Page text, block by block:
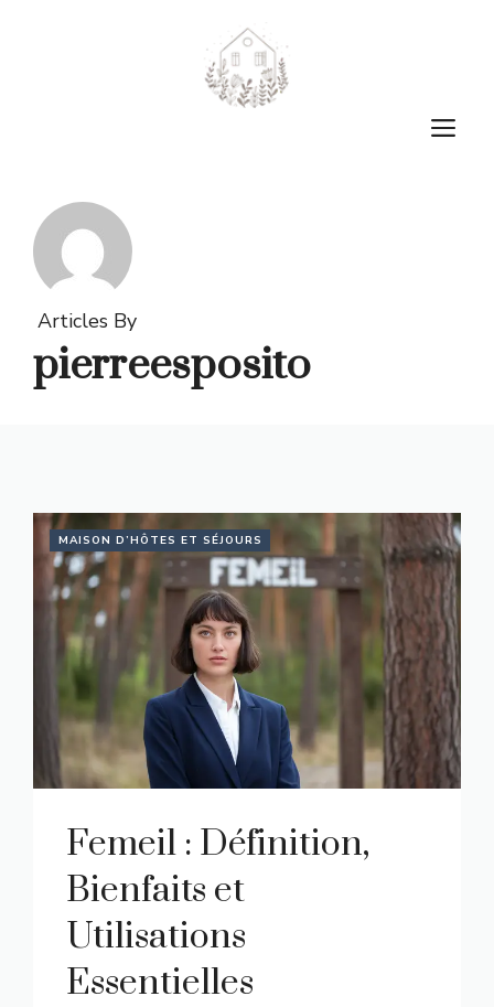
Articles By
pierreesposito
MAISON D’HÔTES ET SÉJOURS
Femeil : Définition,
Bienfaits et
Utilisations
Essentielles